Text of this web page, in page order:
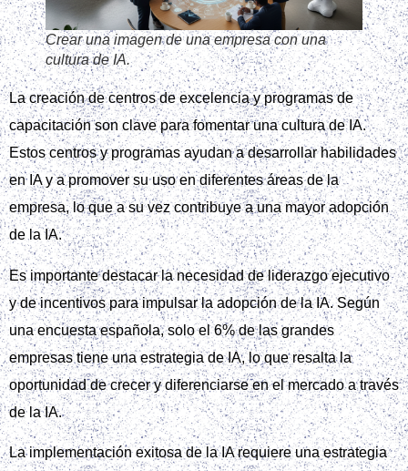
Crear una imagen de una empresa con una
cultura de IA.
La creación de centros de excelencia y programas de
capacitación son clave para fomentar una cultura de IA.
Estos centros y programas ayudan a desarrollar habilidades
en IA y a promover su uso en diferentes áreas de la
empresa, lo que a su vez contribuye a una mayor adopción
de la IA.
Es importante destacar la necesidad de liderazgo ejecutivo
y de incentivos para impulsar la adopción de la IA. Según
una encuesta española, solo el 6% de las grandes
empresas tiene una estrategia de IA, lo que resalta la
oportunidad de crecer y diferenciarse en el mercado a través
de la IA.
La implementación exitosa de la IA requiere una estrategia